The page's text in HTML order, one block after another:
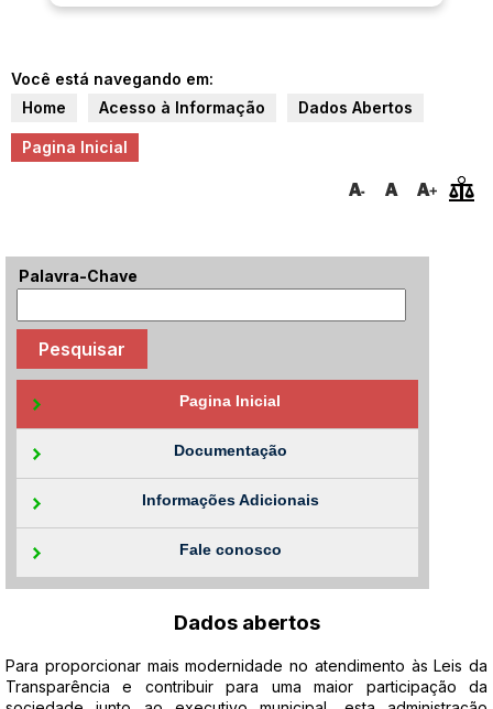
Você está navegando em:
Home
Acesso à Informação Dados Abertos
Pagina Inicial
Palavra-Chave
Pagina Inicial
Documentação
Informações Adicionais
Fale conosco
Dados abertos
Para proporcionar mais modernidade no atendimento às Leis da
Transparência e contribuir para uma maior participação da